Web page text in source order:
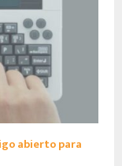
abierto para